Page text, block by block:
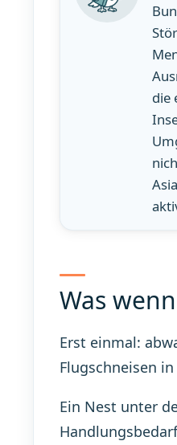
die
Was
Erst einmal:
Flugschneisen
Ein Nest unter